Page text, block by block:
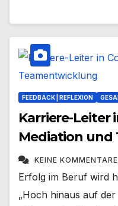
FEEDBACK | REFLEXION
Karriere-Leiter
Mediation
KEINE KOMMENTARE
Erfolg im Beruf wird
„Hoch hinaus auf